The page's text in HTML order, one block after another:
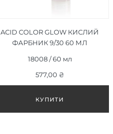
ACID COLOR GLOW КИСЛИЙ
ФАРБНИК 9/30 60 МЛ
18008 / 60 мл
577,00 ₴